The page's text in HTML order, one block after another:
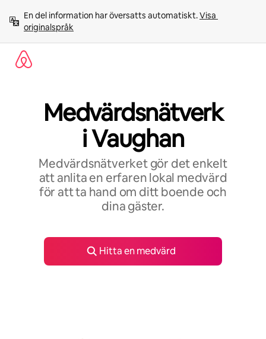
innehåll
En del information har översatts automatiskt. Visa
originalspråk
Medvärdsnätverk
i Vaughan
Medvärdsnätverket gör det enkelt
att anlita en erfaren lokal medvärd
för att ta hand om ditt boende och
dina gäster.
Hitta en medvärd